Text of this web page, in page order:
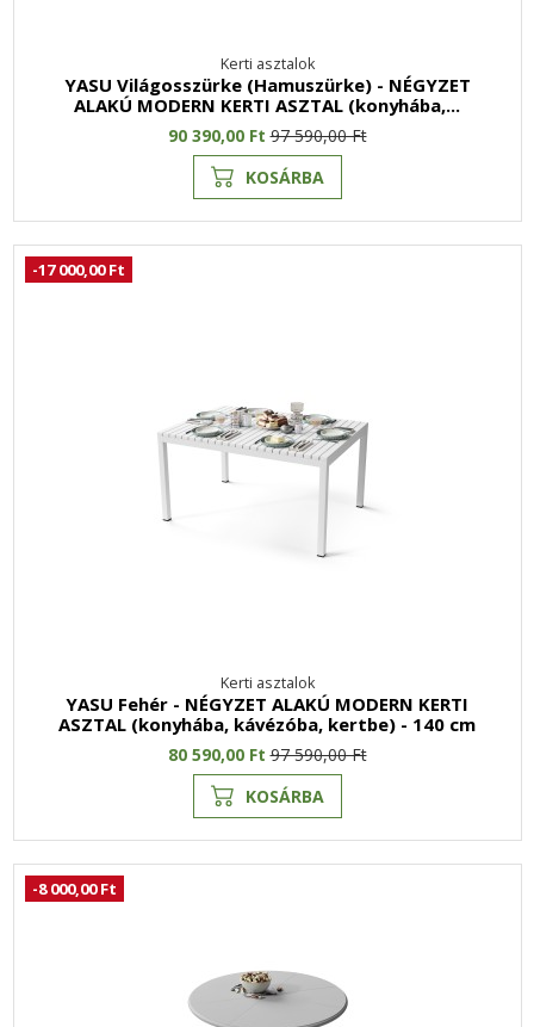
Kerti asztalok
YASU Világosszürke (Hamuszürke) - NÉGYZET
ALAKÚ MODERN KERTI ASZTAL (konyhába,...
90 390,00 Ft97 590,00 Ft
KOSÁRBA
-17 000,00 Ft
Kerti asztalok
YASU Fehér - NÉGYZET ALAKÚ MODERN KERTI
ASZTAL (konyhába, kávézóba, kertbe) - 140 cm
80 590,00 Ft97 590,00 Ft
KOSÁRBA
-8 000,00 Ft